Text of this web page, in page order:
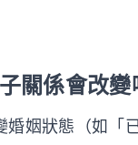
關係會改變
姻狀態（如